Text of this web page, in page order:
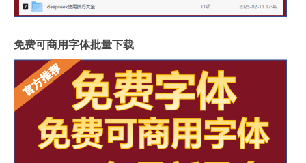
免费可商用字体批量下载